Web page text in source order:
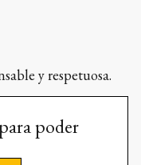
y respetuosa.
poder